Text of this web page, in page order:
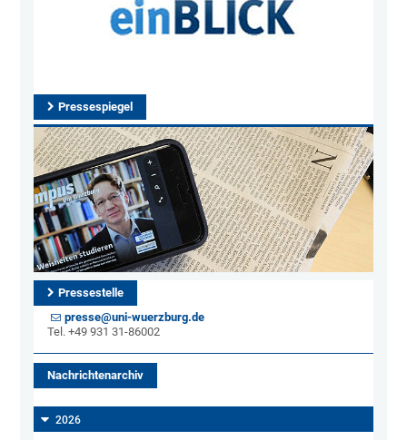
Pressespiegel
Pressestelle
presse@uni-wuerzburg.de
Tel. +49 931 31-86002
Nachrichtenarchiv
2026